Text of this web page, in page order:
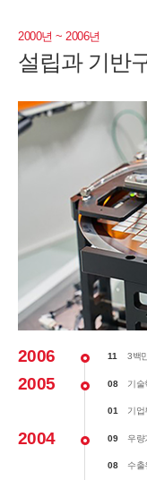
2000년 ~ 2006년
설립과 기반
2006 11 3백
2005 08 기술
01 기업
2004 09 우량
08 수출